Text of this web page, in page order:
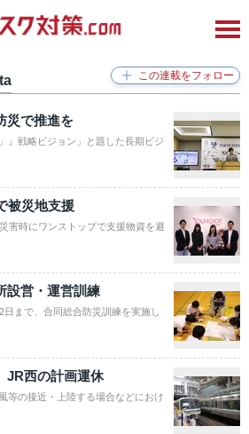
災で推進を
』戦略ビジョン」と題した長期ビジ
被災地支援
害時にワンストップで支援物資を避
設営・運営訓練
まで、合同総合防災訓練を実施し
JR西の計画運休
等の接近・上陸する場合などにおけ